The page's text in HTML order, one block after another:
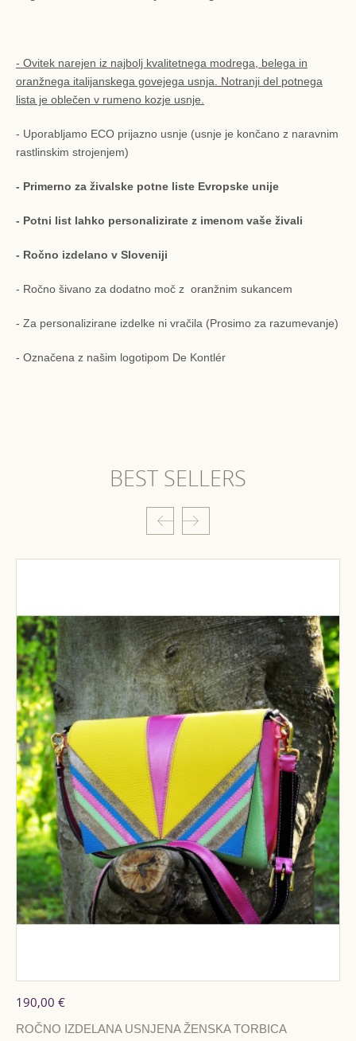
- Ovitek narejen iz najbolj kvalitetnega modrega, belega in
oranžnega italijanskega govejega usnja. Notranji del potnega
lista je oblečen v rumeno kozje usnje.
- Uporabljamo ECO prijazno usnje (usnje je končano z naravnim
rastlinskim strojenjem)
- Primerno za živalske potne liste Evropske unije
- Potni list lahko personalizirate z imenom vaše živali
- Ročno izdelano v Sloveniji
- Ročno šivano za dodatno moč z oranžnim sukancem
- Za personalizirane izdelke ni vračila (Prosimo za razumevanje)
- Označena z našim logotipom De Kontlér
BEST SELLERS
190,00 €
ROČNO IZDELANA USNJENA ŽENSKA TORBICA